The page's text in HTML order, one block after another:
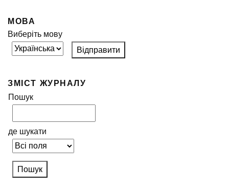
МОВА
Виберіть мову
ЗМІСТ ЖУРНАЛУ
Пошук
де шукати